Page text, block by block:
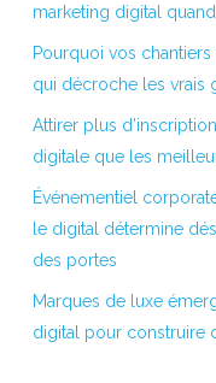
marketing digital
Pourquoi vos
qui décroche les vrais
Attirer plus
digitale que les
Événementiel
le digital détermine
des portes
Marques de luxe
digital pour construire